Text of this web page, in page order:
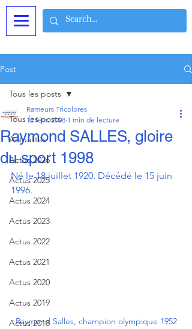
Post
Tous les posts
Actualités
Actus 2026
Actus 2025
Actus 2024
Actus 2023
Actus 2022
Actus 2021
Actus 2020
Actus 2019
Actus 2018
Tous les posts
Raymond SALLES, gloire
du sport 1998
Rameurs Tricolores
12 févr. 2008 1 min de lecture
Né le 18 juillet 1920. Décédé le 15 juin
1996.
Raymond Salles, champion olympique 1952